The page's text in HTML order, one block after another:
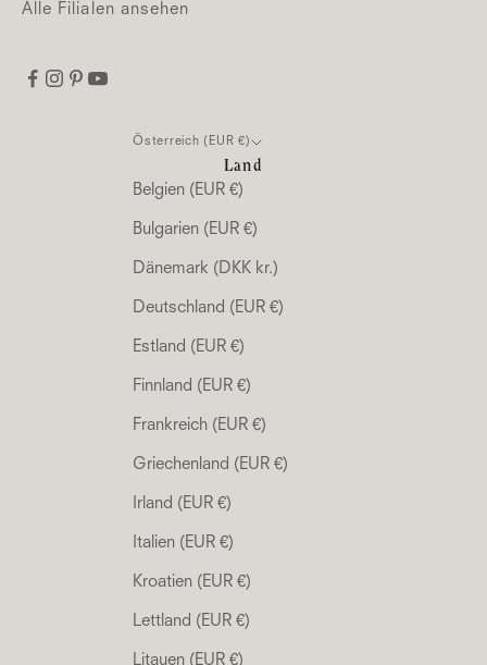
Alle Filialen ansehen
Österreich (EUR €)
Land
Belgien (EUR €)
Bulgarien (EUR €)
Dänemark (DKK kr.)
Deutschland (EUR €)
Estland (EUR €)
Finnland (EUR €)
Frankreich (EUR €)
Griechenland (EUR €)
Irland (EUR €)
Italien (EUR €)
Kroatien (EUR €)
Lettland (EUR €)
Litauen (EUR €)